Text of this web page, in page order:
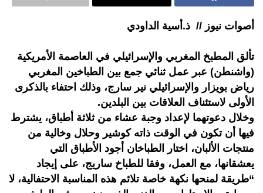
أصوات نيوز // ذ.أسية الداودي
تألق المطبخ المغربي والإسرائيلي في العاصمة الأمريكية
(واشنطن) عبر عمل ثنائي جمع بين الطباخين المغربي
رياض بويزار والإسرائيلي نير سارج، وذلك احتفاء بالذكرى
الأولى لاستئناف العلاقات بين البلدين.
وخلال دعوتهما لإعداد وجبة عشاء من ثلاثة أطباق، يشترط
فيها أن تكون في الوقت ذاته كوشير وحلال وخالية من
منتجات الألبان، اختار الطباخان أجود الأطباق التي
يعشقانها، مع العمل، وفقا للطباخ ساريج، على إيجاد
“طريقة لمنحها نكهة خاصة تلائم هذه المناسبة الاحتفالية، لا